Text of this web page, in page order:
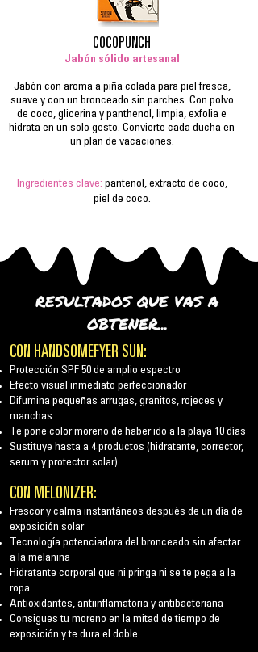
COCOPUNCH
Jabón sólido artesanal
Jabón con aroma a piña colada para piel fresca,
suave y con un bronceado sin parches. Con polvo
de coco, glicerina y panthenol, limpia, exfolia e
hidrata en un solo gesto. Convierte cada ducha en
un plan de vacaciones.
Ingredientes clave: pantenol, extracto de coco,
piel de coco.
RESULTADOS QUE VAS A
OBTENER...
CON HANDSOMEFYER SUN:
Protección SPF 50 de amplio espectro
Efecto visual inmediato perfeccionador
Difumina pequeñas arrugas, granitos, rojeces y
manchas
Te pone color moreno de haber ido a la playa 10 días
Sustituye hasta a 4 productos (hidratante, corrector,
serum y protector solar)
CON MELONIZER:
Frescor y calma instantáneos después de un día de
exposición solar
Tecnología potenciadora del bronceado sin afectar
a la melanina
Hidratante corporal que ni pringa ni se te pega a la
ropa
Antioxidantes, antiinflamatoria y antibacteriana
Consigues tu moreno en la mitad de tiempo de
exposición y te dura el doble